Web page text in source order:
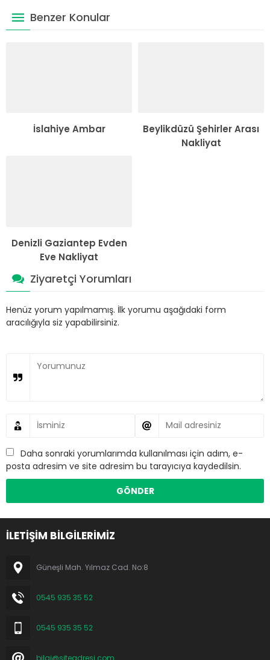
Benzer Konular
İslahiye Ambar
Beylikdüzü Şehirler Arası
Nakliyat
Denizli Gaziantep Evden
Eve Nakliyat
Ziyaretçi Yorumları
Henüz yorum yapılmamış. İlk yorumu aşağıdaki form
aracılığıyla siz yapabilirsiniz.
Daha sonraki yorumlarımda kullanılması için adım, e-
posta adresim ve site adresim bu tarayıcıya kaydedilsin.
İLETİŞİM BİLGİLERİMİZ
Güneşli Mah. Yılmaz Cad. No:8
0545 935 35 52
0545 935 35 52
bilgi@siteadresi.com